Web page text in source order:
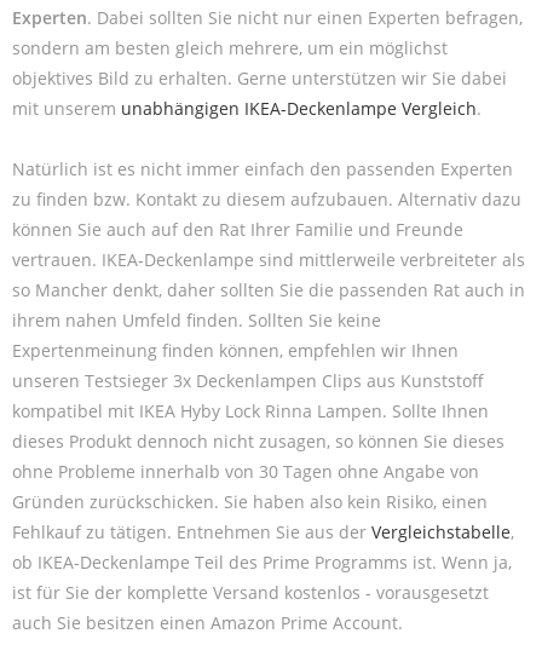
Experten. Dabei sollten Sie nicht nur einen Experten befragen,
sondern am besten gleich mehrere, um ein möglichst
objektives Bild zu erhalten. Gerne unterstützen wir Sie dabei
mit unserem unabhängigen IKEA-Deckenlampe Vergleich.
Natürlich ist es nicht immer einfach den passenden Experten
zu finden bzw. Kontakt zu diesem aufzubauen. Alternativ dazu
können Sie auch auf den Rat Ihrer Familie und Freunde
vertrauen. IKEA-Deckenlampe sind mittlerweile verbreiteter als
so Mancher denkt, daher sollten Sie die passenden Rat auch in
ihrem nahen Umfeld finden. Sollten Sie keine
Expertenmeinung finden können, empfehlen wir Ihnen
unseren Testsieger 3x Deckenlampen Clips aus Kunststoff
kompatibel mit IKEA Hyby Lock Rinna Lampen. Sollte Ihnen
dieses Produkt dennoch nicht zusagen, so können Sie dieses
ohne Probleme innerhalb von 30 Tagen ohne Angabe von
Gründen zurückschicken. Sie haben also kein Risiko, einen
Fehlkauf zu tätigen. Entnehmen Sie aus der Vergleichstabelle,
ob IKEA-Deckenlampe Teil des Prime Programms ist. Wenn ja,
ist für Sie der komplette Versand kostenlos - vorausgesetzt
auch Sie besitzen einen Amazon Prime Account.